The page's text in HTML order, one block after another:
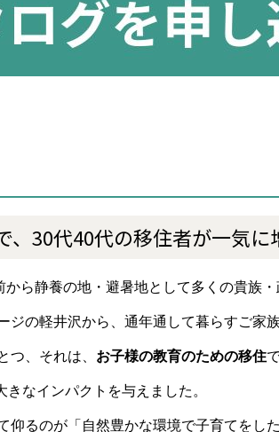
、30代40代の移住者が一気に
ら静養の地・避暑地として多くの貴族
ジの軽井沢から、通年通して暮らすご家
つ、それは、 お子様の教育のための移住
なインパクトを与えました。
るのが「自然豊かな環境で子育てをし